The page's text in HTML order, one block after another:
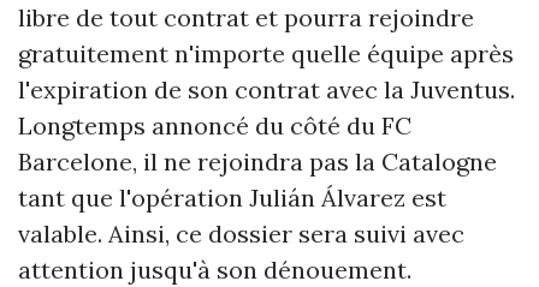
libre de tout contrat et pourra rejoindre
gratuitement n'importe quelle équipe après
l'expiration de son contrat avec la Juventus.
Longtemps annoncé du côté du FC
Barcelone, il ne rejoindra pas la Catalogne
tant que l'opération Julián Álvarez est
valable. Ainsi, ce dossier sera suivi avec
attention jusqu'à son dénouement.